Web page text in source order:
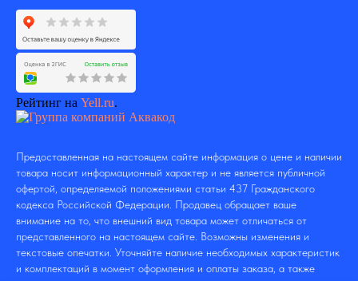
Рейтинг на Yell.ru.
Предоставленная на настоящем сайте информация о цене и наличии
товара носит информационный характер и не является публичной
офертой, определяемой положениями статьи 437 Гражданского
кодекса Российской Федерации. Продавец обращает ваше
внимание на то, что внешний вид товара может отличаться от
представленного на настоящем сайте. Возможны изменения и
текстовые опечатки. Уточняйте наличие необходимых характеристик
и комплектаций в момент оформления и оплаты заказа, а также